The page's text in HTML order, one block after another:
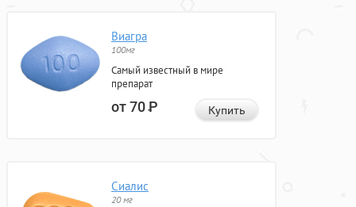
Виагра
100мг
Самый известный в мире
препарат
от 70Р Купить
Сиалис
20 мг